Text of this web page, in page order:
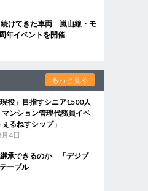
けてきた車両 嵐山線・モ
年イベントを開催
もっと見る
現役」目指すシニア1500人
ンション管理代務員イベ
るねすシップ」
4日
承できるのか 「デジブ
ーブル